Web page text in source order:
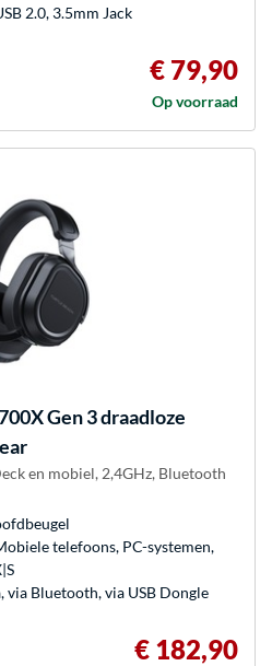
2.0, 3.5mm Jack
€ 79,90
Op voorraad
Gen 3 draadloze
en mobiel, 2,4GHz, Bluetooth
telefoons, PC-systemen,
via Bluetooth, via USB Dongle
€ 182,90